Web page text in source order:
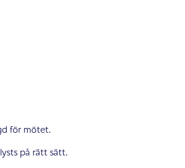
för mötet.
på rätt sätt.